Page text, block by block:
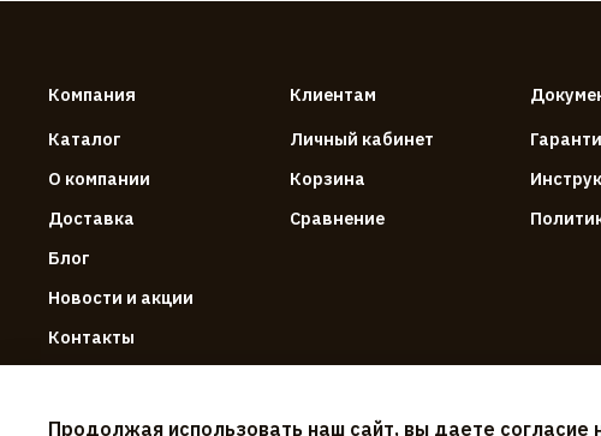
Компания
Каталог
О компании
Доставка
Блог
Новости и акции
Контакты
Клиентам
Личный кабинет
Корзина
Сравнение
Продолжая использовать наш сайт, вы даете